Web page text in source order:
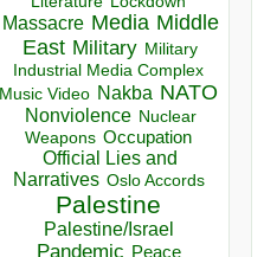
Massacre Media Middle
East Military Military
Industrial Media Complex
Music Video Nakba NATO
Nonviolence Nuclear
Weapons Occupation
Official Lies and
Narratives Oslo Accords
Palestine
Palestine/Israel
Pandemic Peace